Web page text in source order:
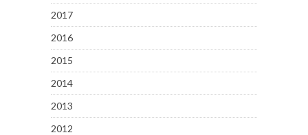
2017
2016
2015
2014
2013
2012